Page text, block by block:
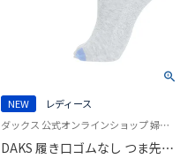
NEW
レディース
ダックス 公式オンラインショップ 婦人 靴下
DAKS 履き口ゴムなし つま先切